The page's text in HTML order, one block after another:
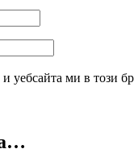
уебсайта ми в този